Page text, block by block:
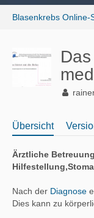
Blasenkrebs Online-
Übersicht
Ärztliche
Nach der Diagnose
Dies kann zu